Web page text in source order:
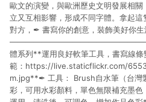
歐文的演變，與歐洲歷史文明發展相
立又互相影響，形成不同字體。拿起
對方，✒︎ 書寫你的創意，裝飾美好你
體系列**運用良好軟筆工具，書寫線
範：https://live.staticflickr.com/
m.jpg**✒︎ 工具： Brush自水筆（台灣
彩，可用水彩顏料，單色無限補充墨